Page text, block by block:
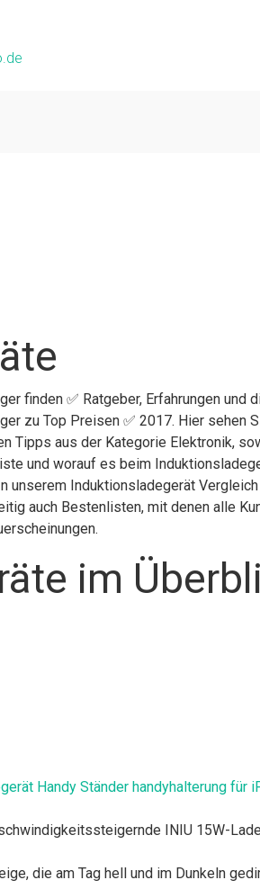
finden ✅ Ratgeber, Erfahrungen und
zu Top Preisen ✅ 2017. Hier sehen
Tipps aus der Kategorie Elektronik,
und worauf es beim
Induktionsladegerät
auch Bestenlisten, mit denen alle
im
Handy Ständer handyhalterung für
INIU 15W-
die am Tag hell und im Dunkeln